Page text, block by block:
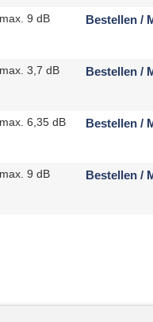
max. 9 dB Bestellen /
max. 3,7 dB Bestellen /
max. 6,35 dB Bestellen /
max. 9 dB Bestellen /